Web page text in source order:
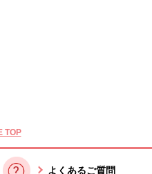
TOP
よくあるご質問